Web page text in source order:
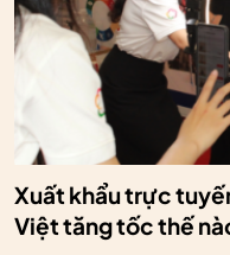
Xuất khẩu trực
Việt tăng tốc thế